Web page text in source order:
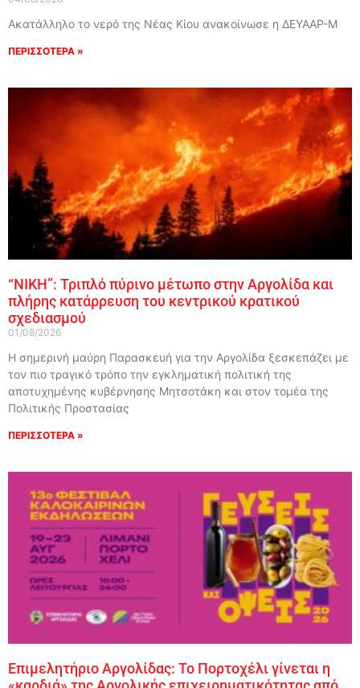
Ακατάλληλο το νερό της Νέας Κίου ανακοίνωσε η ΔΕΥΑΑΡ-Μ
ΠΕΡΙΣΣΟΤΕΡΑ »
“ΝΙΚΗ”: Τριπλό πύρινο μέτωπο στην Αργολίδα και
πλήρης κατάρρευση του κεντρικού κρατικού
σχεδιασμού
01/08/2026
Η σημερινή μαύρη Παρασκευή για την Αργολίδα ξεσκεπάζει με
τον πιο τραγικό τρόπο την εγκληματική πολιτική της
αποτυχημένης κυβέρνησης Μητσοτάκη και στον τομέα της
Πολιτικής Προστασίας
ΠΕΡΙΣΣΟΤΕΡΑ »
Επιμελητήριο Αργολίδας: Το Πορτοχέλι γίνεται η